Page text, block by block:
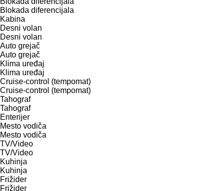
Blokada diferencijala
Kabina
Desni volan
Desni volan
Auto grejač
Auto grejač
Klima uređaj
Klima uređaj
Cruise-control (tempomat)
Cruise-control (tempomat)
Tahograf
Tahograf
Enterijer
Mesto vodiča
Mesto vodiča
TV/Video
TV/Video
Kuhinja
Kuhinja
Frižider
Frižider